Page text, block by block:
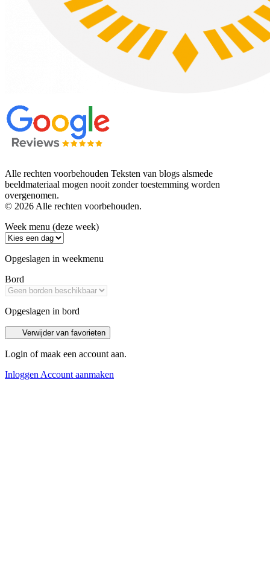
Alle rechten voorbehouden Teksten van blogs alsmede
beeldmateriaal mogen nooit zonder toestemming worden
overgenomen.
© 2026 Alle rechten voorbehouden.
Week menu (deze week)
Opgeslagen in weekmenu
Bord
Opgeslagen in bord
Verwijder van favorieten
Login of maak een account aan.
Inloggen Account aanmaken